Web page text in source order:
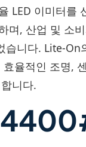
LED 이미터를
며, 산업 및 소
습니다. Lite-On
율적인 조명,
니다.